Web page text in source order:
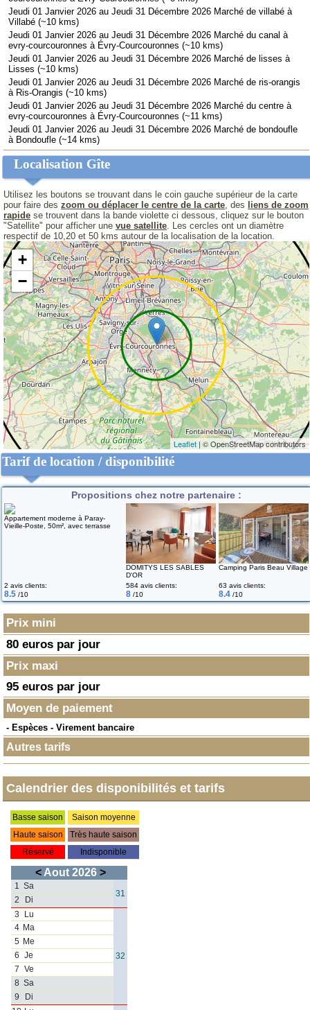
Jeudi 01 Janvier 2026 au Jeudi 31 Décembre 2026 Marché de villabé à
Villabé (~10 kms)
Jeudi 01 Janvier 2026 au Jeudi 31 Décembre 2026 Marché du canal à
evry-courcouronnes à Évry-Courcouronnes (~10 kms)
Jeudi 01 Janvier 2026 au Jeudi 31 Décembre 2026 Marché de lisses à
Lisses (~10 kms)
Jeudi 01 Janvier 2026 au Jeudi 31 Décembre 2026 Marché de ris-orangis
à Ris-Orangis (~10 kms)
Jeudi 01 Janvier 2026 au Jeudi 31 Décembre 2026 Marché du centre à
evry-courcouronnes à Évry-Courcouronnes (~11 kms)
Jeudi 01 Janvier 2026 au Jeudi 31 Décembre 2026 Marché de bondoufle
à Bondoufle (~14 kms)
Localisation Gîte
Utilisez les boutons se trouvant dans le coin gauche supérieur de la carte
pour faire des zoom ou déplacer le centre de la carte, des
liens de zoom
rapide se trouvent dans la bande violette ci dessous, cliquez sur le bouton
"Satellite" pour afficher une vue satellite. Les cercles ont un diamètre
respectif de 10,20 et 50 kms autour de la localisation de la location.
+
−
Leaflet | © OpenStreetMap contributors
Tarif de location / disponibilité
Propositions chez notre partenaire :
Appartement moderne à Paray-
Vieille-Poste, 50m², avec terrasse
DOMITYS LES SABLES
D'OR
Camping Paris Beau Village
2 avis clients:
8.5 /10
584 avis clients:
8 /10
63 avis clients:
8.4 /10
Prix mini
80 euros par jour
Prix maxi
95 euros par jour
Moyen de paiement
- Espèces - Virement bancaire
Autres tarifs
Calendrier des disponibilités et tarifs